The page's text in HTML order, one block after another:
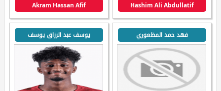
Hashim Ali Abdullatif
Akram Hassan Afif
فهد حمد المظعوري يوسف عبد الرزاق يوسف